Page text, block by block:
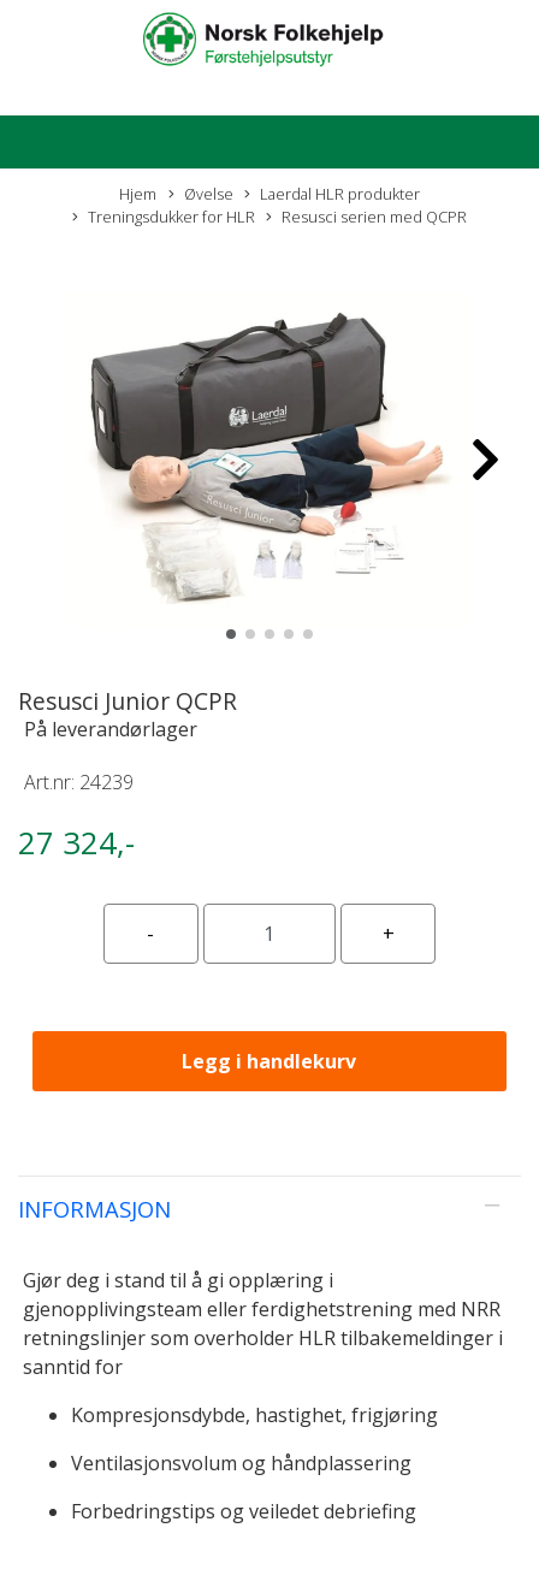
Hjem Øvelse
Laerdal HLR produkter
Treningsdukker for HLR
Resusci serien med QCPR
Resusci Junior QCPR
På leverandørlager
Art.nr: 24239
27 324,-
Legg i handlekurv
INFORMASJON
Gjør deg i stand til å gi opplæring i
gjenopplivingsteam eller ferdighetstrening med NRR
retningslinjer som overholder HLR tilbakemeldinger i
sanntid for
Kompresjonsdybde, hastighet, frigjøring
Ventilasjonsvolum og håndplassering
Forbedringstips og veiledet debriefing